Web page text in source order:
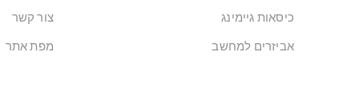
כיסאות גיימינג
אביזרים למחשב
צור קשר
מפת אתר